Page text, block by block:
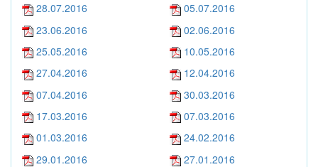
28.07.2016
05.07.2016
23.06.2016
02.06.2016
25.05.2016
10.05.2016
27.04.2016
12.04.2016
07.04.2016
30.03.2016
17.03.2016
07.03.2016
01.03.2016
24.02.2016
29.01.2016
27.01.2016